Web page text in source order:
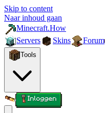
Skip to content
Naar inhoud gaan
Minecraft.How
Servers
Skins Forum
Tools
Inloggen